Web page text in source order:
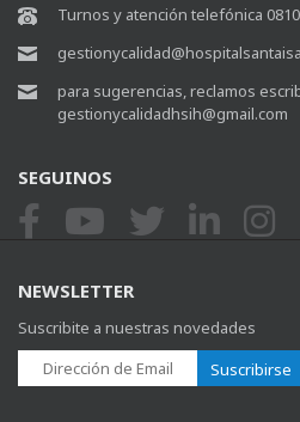
Turnos y atención telefónica
para sugerencias, reclamos
gestionycalidadhsih@gmail.com
SEGUINOS
NEWSLETTER
Suscribite a nuestras novedades
Suscribirse